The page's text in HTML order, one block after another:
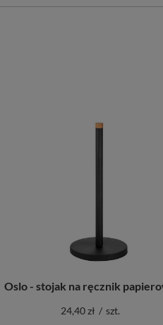
Oslo - stojak na ręcznik
24,40 zł / szt.